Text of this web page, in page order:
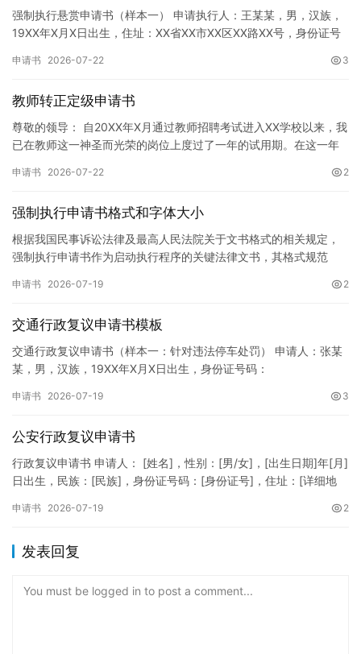
强制执行悬赏申请书（样本一） 申请执行人：王某某，男，汉族，
19XX年X月X日出生，住址：XX省XX市XX区XX路XX号，身份证号
申请书 2026-07-22 3
教师转正定级申请书
尊敬的领导： 自20XX年X月通过教师招聘考试进入XX学校以来，我
已在教师这一神圣而光荣的岗位上度过了一年的试用期。在这一年
申请书 2026-07-22 2
强制执行申请书格式和字体大小
根据我国民事诉讼法律及最高人民法院关于文书格式的相关规定，
强制执行申请书作为启动执行程序的关键法律文书，其格式规范
纸张与…
申请书 2026-07-19 2
交通行政复议申请书模板
交通行政复议申请书（样本一：针对违法停车处罚） 申请人：张某
某，男，汉族，19XX年X月X日出生，身份证号码：
申请书 2026-07-19 3
公安行政复议申请书
行政复议申请书 申请人： [姓名]，性别：[男/女]，[出生日期]年[月]
日出生，民族：[民族]，身份证号码：[身份证号]，住址：[详细地
申请书 2026-07-19 2
发表回复
You must be logged in to post a comment...